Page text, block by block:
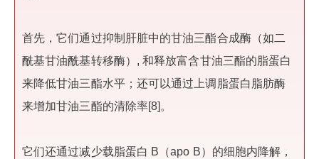
首先，它们通过抑制肝脏中的甘油三酯合成酶（如二
酰基甘油酰基转移酶）, 和释放富含甘油三酯的脂蛋白
来降低甘油三酯水平；还可以通过上调脂蛋白脂肪酶
来增加甘油三酯的清除率[8]。
它们还通过减少载脂蛋白 B（apo B）的细胞内降解，